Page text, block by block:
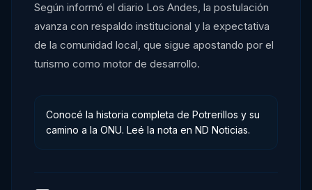
Según informó el diario Los Andes, la postulación
avanza con respaldo institucional y la expectativa
de la comunidad local, que sigue apostando por el
turismo como motor de desarrollo.
Conocé la historia completa de Potrerillos y su
camino a la ONU. Leé la nota en ND Noticias.